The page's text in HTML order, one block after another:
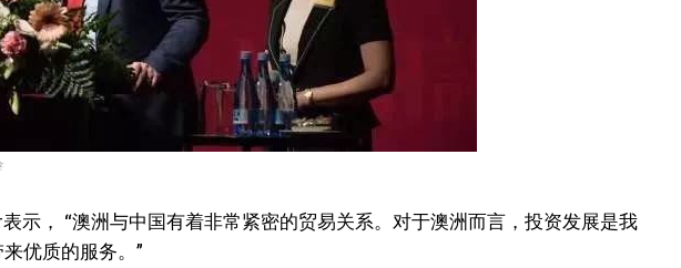
， “澳洲与中国有着非常紧密的贸易关系。对于澳洲而言，投资发展是我
优质的服务。”